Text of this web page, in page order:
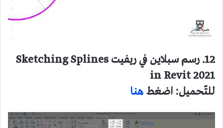
12. رسم سبلاين في ريفيت Sketching Splines
in Revit 2021
للتّحميل: اضغطهنا